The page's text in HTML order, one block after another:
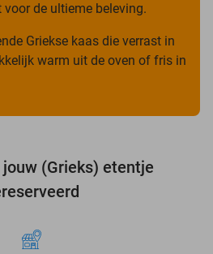
de ultieme beleving.
Griekse kaas die verrast in
warm uit de oven of fris in
(Grieks) etentje